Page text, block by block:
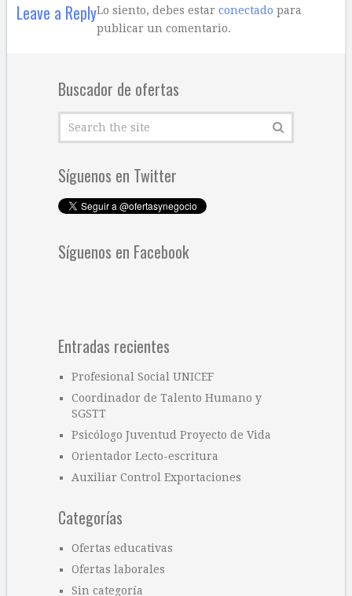
Leave a ReplyLo siento, debes estar conectado para
publicar un comentario.
Buscador de ofertas
Síguenos en Twitter
Síguenos en Facebook
Entradas recientes
Profesional Social UNICEF
Coordinador de Talento Humano y
SGSTT
Psicólogo Juventud Proyecto de Vida
Orientador Lecto-escritura
Auxiliar Control Exportaciones
Categorías
Ofertas educativas
Ofertas laborales
Sin categoría